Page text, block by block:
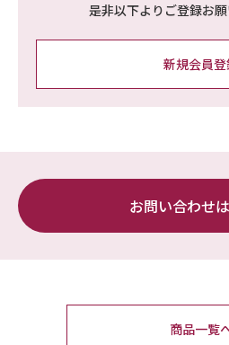
是非以下よりご登録お願
新規会員
お問い合わせ
商品一覧